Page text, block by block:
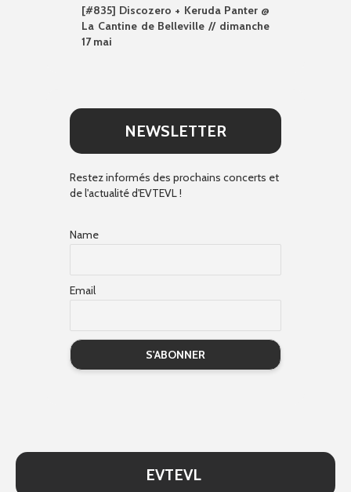
[#835] Discozero + Keruda Panter @
La Cantine de Belleville // dimanche
17 mai
NEWSLETTER
Restez informés des prochains concerts et
de l'actualité d'EVTEVL !
Name
Email
EVTEVL